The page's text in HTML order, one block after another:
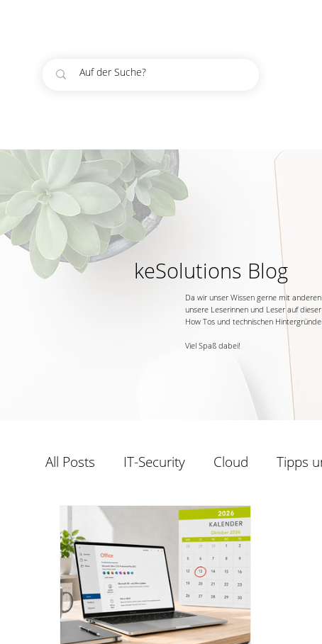
keSolutions Blog
Da wir unser Wissen gerne mit
unsere Leserinnen und Leser auf
How Tos und technischen
Viel Spaß dabei!
All Posts IT-Security Cloud Tipps
Windows